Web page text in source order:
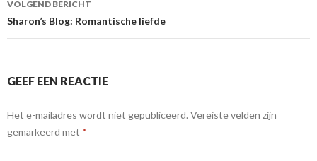
VOLGEND BERICHT
Sharon’s Blog: Romantische liefde
GEEF EEN REACTIE
Het e-mailadres wordt niet gepubliceerd. Vereiste velden zijn
gemarkeerd met *